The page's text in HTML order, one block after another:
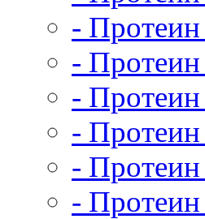
-
-
-
- Протеин
-
-